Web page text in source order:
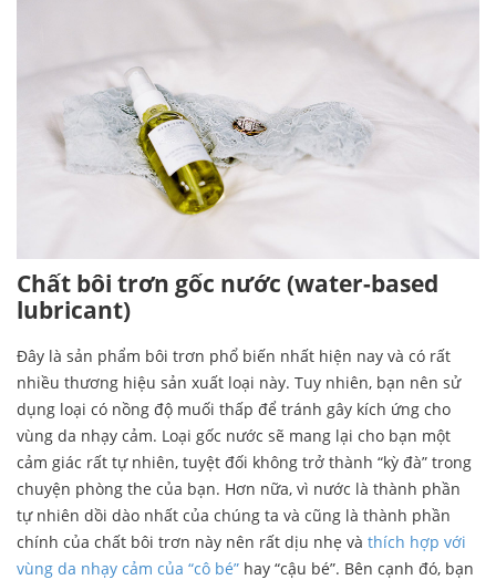
Chất bôi trơn gốc nước (water-based
lubricant)
Đây là sản phẩm bôi trơn phổ biến nhất hiện nay và có rất
nhiều thương hiệu sản xuất loại này. Tuy nhiên, bạn nên sử
dụng loại có nồng độ muối thấp để tránh gây kích ứng cho
vùng da nhạy cảm. Loại gốc nước sẽ mang lại cho bạn một
cảm giác rất tự nhiên, tuyệt đối không trở thành “kỳ đà” trong
chuyện phòng the của bạn. Hơn nữa, vì nước là thành phần
tự nhiên dồi dào nhất của chúng ta và cũng là thành phần
chính của chất bôi trơn này nên rất dịu nhẹ và thích hợp với
vùng da nhạy cảm của “cô bé” hay “cậu bé”. Bên cạnh đó, bạn